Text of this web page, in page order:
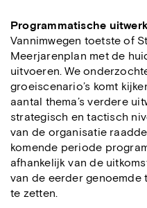
Programmatische
Vannimwegen toetste of
Meerjarenplan met de
uitvoeren. We
groeiscenario’s komt
aantal thema’s verdere
strategisch en tactisch
van de organisatie
komende periode
afhankelijk van de
van de eerder genoemde
te zetten.